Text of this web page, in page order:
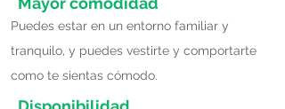
Puedes estar en un entorno familiar y
tranquilo, y puedes vestirte y comportarte
como te sientas cómodo.